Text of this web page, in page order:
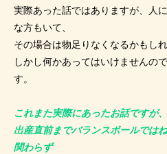
実際あった話ではありますが、人
な方もいて、
その場合は物足りなくなるかもしれ
しかし何かあってはいけませんの
す。
これまた実際にあったお話ですが、
出産直前までバランスボールでは
関わらず